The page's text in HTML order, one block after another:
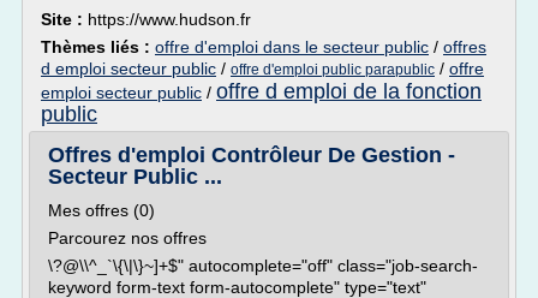
Site : https://www.hudson.fr
Thèmes liés : offre d'emploi dans le secteur public / offres
d emploi secteur public / offre d'emploi public parapublic / offre
emploi secteur public / offre d emploi de la fonction
public
Offres d'emploi Contrôleur De Gestion -
Secteur Public ...
Mes offres (0)
Parcourez nos offres
\?@\\^_`\{\|\}~]+$" autocomplete="off" class="job-search-
keyword form-text form-autocomplete" type="text"